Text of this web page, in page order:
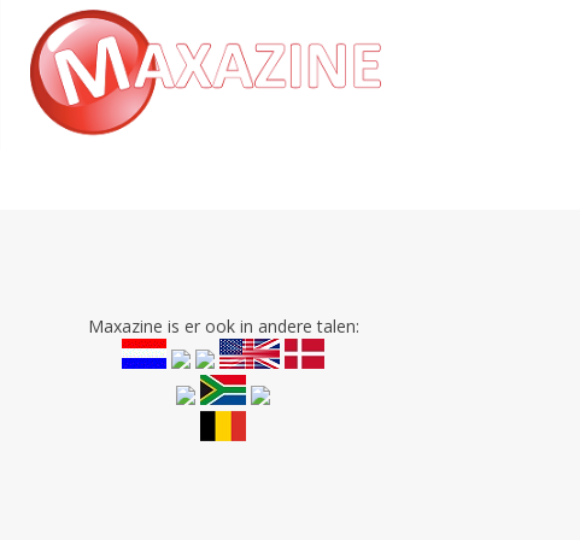
Maxazine is er ook in andere talen: